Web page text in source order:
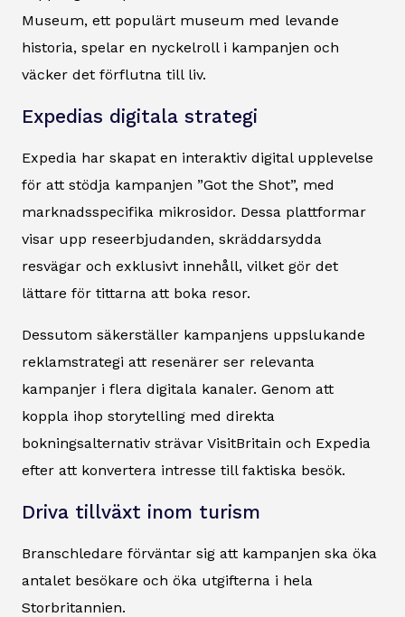
Museum, ett populärt museum med levande
historia, spelar en nyckelroll i kampanjen och
väcker det förflutna till liv.
Expedias digitala strategi
Expedia har skapat en interaktiv digital upplevelse
för att stödja kampanjen ”Got the Shot”, med
marknadsspecifika mikrosidor. Dessa plattformar
visar upp reseerbjudanden, skräddarsydda
resvägar och exklusivt innehåll, vilket gör det
lättare för tittarna att boka resor.
Dessutom säkerställer kampanjens uppslukande
reklamstrategi att resenärer ser relevanta
kampanjer i flera digitala kanaler. Genom att
koppla ihop storytelling med direkta
bokningsalternativ strävar VisitBritain och Expedia
efter att konvertera intresse till faktiska besök.
Driva tillväxt inom turism
Branschledare förväntar sig att kampanjen ska öka
antalet besökare och öka utgifterna i hela
Storbritannien.